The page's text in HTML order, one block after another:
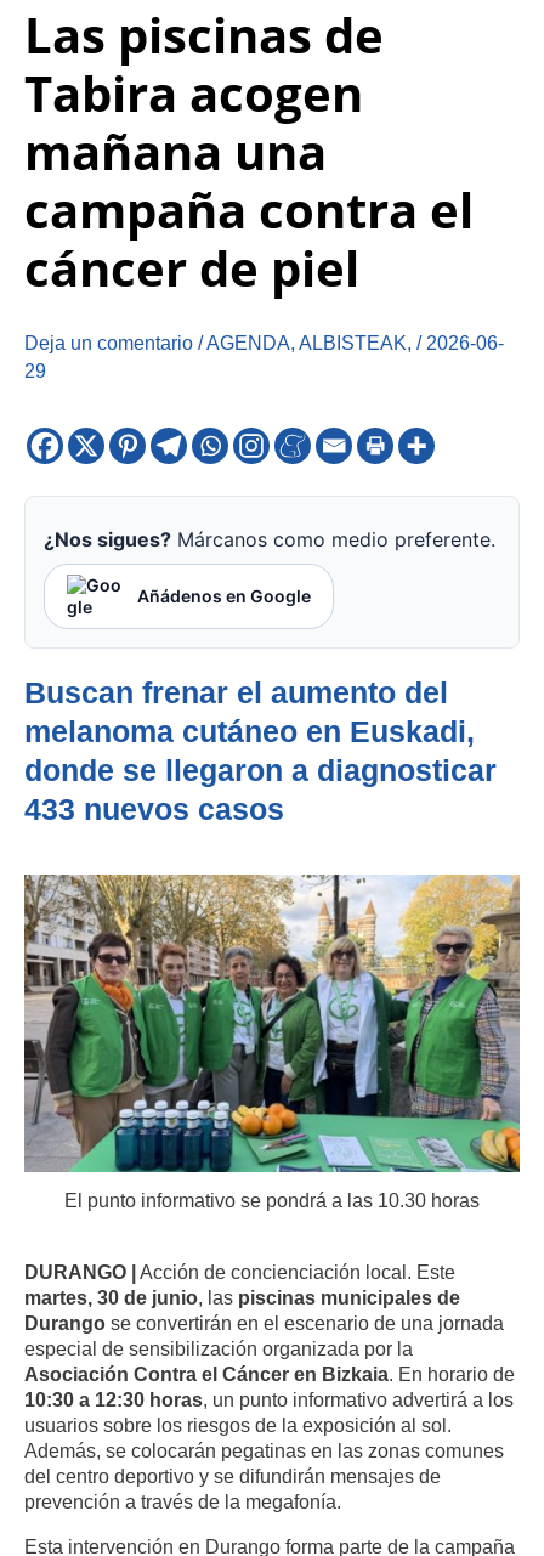
Las piscinas de
Tabira acogen
mañana una
campaña contra el
cáncer de piel
Deja un comentario /AGENDA, ALBISTEAK, / 2026-06-
29
¿Nos sigues? Márcanos como medio preferente.
Añádenos en Google
Buscan frenar el aumento del
melanoma cutáneo en Euskadi,
donde se llegaron a diagnosticar
433 nuevos casos
El punto informativo se pondrá a las 10.30 horas
DURANGO |Acción de concienciación local. Este
martes, 30 de junio, las piscinas municipales de
Durango se convertirán en el escenario de una jornada
especial de sensibilización organizada por la
Asociación Contra el Cáncer en Bizkaia. En horario de
10:30 a 12:30 horas, un punto informativo advertirá a los
usuarios sobre los riesgos de la exposición al sol.
Además, se colocarán pegatinas en las zonas comunes
del centro deportivo y se difundirán mensajes de
prevención a través de la megafonía.
Esta intervención en Durango forma parte de la campaña